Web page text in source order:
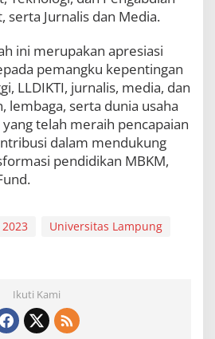
serta Jurnalis dan Media.
ini merupakan apresiasi
pemangku kepentingan
LLDIKTI, jurnalis, media, dan
lembaga, serta dunia usaha
telah meraih pencapaian
dalam mendukung
pendidikan MBKM,
Universitas Lampung
Ikuti Kami